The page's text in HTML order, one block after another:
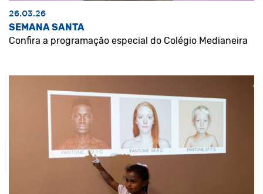
26.03.26
SEMANA SANTA
Confira a programação especial do Colégio Medianeira